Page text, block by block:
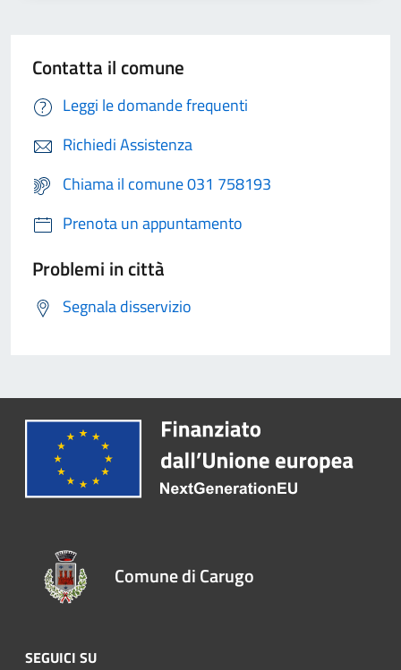
Contatta il comune
Leggi le domande frequenti
Richiedi Assistenza
Chiama il comune 031 758193
Prenota un appuntamento
Problemi in città
Segnala disservizio
Comune di Carugo
SEGUICI SU